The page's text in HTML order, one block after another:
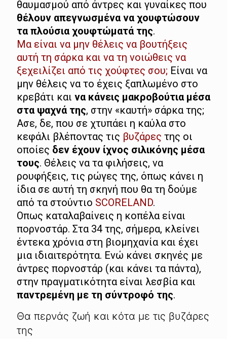
θαυμασμού από άντρες και γυναίκες που
θέλουν απεγνωσμένα να χουφτώσουν
τα πλούσια χουφτώματά της.
Μα είναι να μην θέλεις να βουτήξεις
αυτή τη σάρκα και να τη νοιώθεις να
ξεχειλίζει από τις χούφτες σου; Είναι να
μην θέλεις να το έχεις ξαπλωμένο στο
κρεβάτι και να κάνεις μακροβούτια μέσα
στα ψαχνά της, στην «καυτή» σάρκα της;
Ασε, δε, που σε χτυπάει η καύλα στο
κεφάλι βλέποντας τις βυζάρες της οι
οποίες δεν έχουν ίχνος σιλικόνης μέσα
τους. Θέλεις να τα φιλήσεις, να
ρουφήξεις, τις ρώγες της, όπως κάνει η
ίδια σε αυτή τη σκηνή που θα τη δούμε
από τα στούντιο SCORELAND.
Οπως καταλαβαίνεις η κοπέλα είναι
πορνοστάρ. Στα 34 της, σήμερα, κλείνει
έντεκα χρόνια στη βιομηχανία και έχει
μια ιδιαιτερότητα. Ενώ κάνει σκηνές με
άντρες πορνοστάρ (και κάνει τα πάντα),
στην πραγματικότητα είναι λεσβία και
παντρεμένη με τη σύντροφό της.
Θα περνάς ζωή και κότα με τις βυζάρες
της